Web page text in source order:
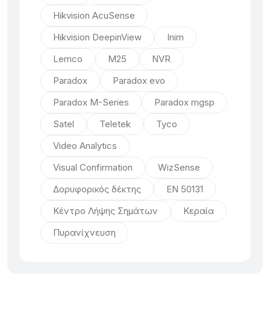
Hikvision AcuSense
Hikvision DeepinView
Inim
Lemco
M25
NVR
Paradox
Paradox evo
Paradox M-Series
Paradox mgsp
Satel
Teletek
Tyco
Video Analytics
Visual Confirmation
WizSense
Δορυφορικός δέκτης
ΕΝ 50131
Κέντρο Λήψης Σημάτων
Κεραία
Πυρανίχνευση